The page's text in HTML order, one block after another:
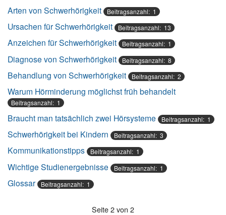
Arten von Schwerhörigkeit Beitragsanzahl: 1
Ursachen für Schwerhörigkeit Beitragsanzahl: 13
Anzeichen für Schwerhörigkeit Beitragsanzahl: 1
Diagnose von Schwerhörigkeit Beitragsanzahl: 8
Behandlung von Schwerhörigkeit Beitragsanzahl: 2
Warum Hörminderung möglichst früh behandelt
Beitragsanzahl: 1
Braucht man tatsächlich zwei Hörsysteme Beitragsanzahl: 1
Schwerhörigkeit bei Kindern Beitragsanzahl: 3
Kommunikationstipps Beitragsanzahl: 1
Wichtige Studienergebnisse Beitragsanzahl: 1
Glossar Beitragsanzahl: 1
Seite 2 von 2